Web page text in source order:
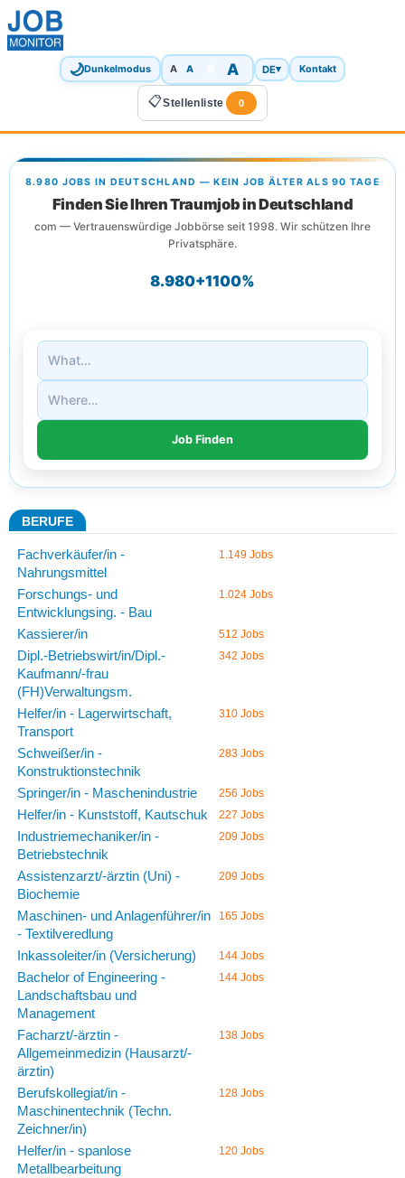
🌙Dunkelmodus A A A DE▾ Kontakt
📋Stellenliste 0
8.980 JOBS IN DEUTSCHLAND — KEIN JOB ÄLTER ALS 90 TAGE
Finden Sie Ihren Traumjob in Deutschland
com — Vertrauenswürdige Jobbörse seit 1998. Wir schützen Ihre
Privatsphäre.
8.980+1100%
BERUFE
Fachverkäufer/in -
Nahrungsmittel
1.149 Jobs
Forschungs- und
Entwicklungsing. - Bau
1.024 Jobs
Kassierer/in 512 Jobs
Dipl.-Betriebswirt/in/Dipl.-
Kaufmann/-frau
(FH)Verwaltungsm.
342 Jobs
Helfer/in - Lagerwirtschaft,
Transport
310 Jobs
Schweißer/in -
Konstruktionstechnik
283 Jobs
Springer/in - Maschenindustrie 256 Jobs
Helfer/in - Kunststoff, Kautschuk 227 Jobs
Industriemechaniker/in -
Betriebstechnik
209 Jobs
Assistenzarzt/-ärztin (Uni) -
Biochemie
209 Jobs
Maschinen- und Anlagenführer/in
- Textilveredlung
165 Jobs
Inkassoleiter/in (Versicherung) 144 Jobs
Bachelor of Engineering -
Landschaftsbau und
Management
144 Jobs
Facharzt/-ärztin -
Allgemeinmedizin (Hausarzt/-
ärztin)
138 Jobs
Berufskollegiat/in -
Maschinentechnik (Techn.
Zeichner/in)
128 Jobs
Helfer/in - spanlose
Metallbearbeitung
120 Jobs